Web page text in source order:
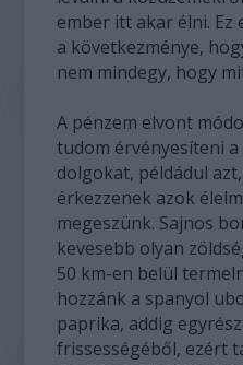
ember itt akar élni. Ez
a következménye,
nem mindegy, hogy
A pénzem elvont
tudom érvényesíteni
dolgokat, példádul
érkezzenek azok
megeszünk. Sajnos
kevesebb olyan
50 km-en belül
hozzánk a spanyol
paprika, addig
frissességéből, ezért